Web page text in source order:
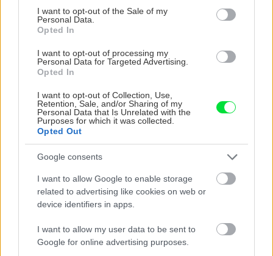
consent section.
I want to opt-out of the Sale of my
Personal Data.
Opted In
I want to opt-out of processing my
Personal Data for Targeted Advertising.
Opted In
I want to opt-out of Collection, Use,
Retention, Sale, and/or Sharing of my
Personal Data that Is Unrelated with the
Purposes for which it was collected.
Opted Out
Google consents
I want to allow Google to enable storage
related to advertising like cookies on web or
device identifiers in apps.
I want to allow my user data to be sent to
Google for online advertising purposes.
KDE SA DISKUTUJE
Vnútorné žalúzie sú v 40-stupňových horúčavách pasca:
Prečo z okna robia radiátor a ako to vyriešiť za pár eur?
Akurát ten problém doma riešime na oknách z južnej
strany. Pravdepodobne pôjdeme do vonkajšieho
tienenia na spôsob markízy 250x150cm. Čínsky
predajcovia idú okolo 100 eur kus.
Nekupujte drahé lapače: Vyrobte si za 5 minút domácu
Bros sprej necaka kym osa vypije moje pivo. Zaroven
nasmrdi cele hniezdo a neostane tam nic zive. Vasa
pasca naucinke moc efektivne. Skor pritiahne slimaky